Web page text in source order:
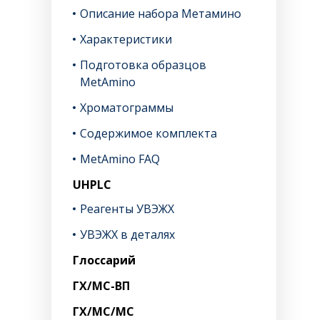
Описание набора Метамино
Характеристики
Подготовка образцов
MetAmino
Хроматограммы
Содержимое комплекта
MetAmino FAQ
UHPLC
Реагенты УВЭЖХ
УВЭЖХ в деталях
Глоссарий
ГХ/МС-ВП
ГХ/МС/МС